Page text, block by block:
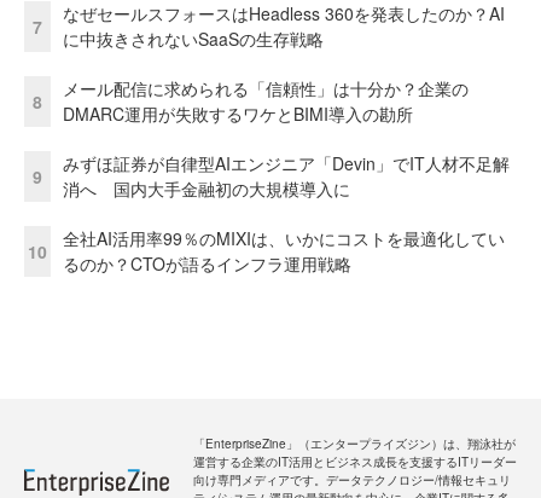
7
なぜセールスフォースはHeadless 360を発表したのか？AI
に中抜きされないSaaSの生存戦略
8
メール配信に求められる「信頼性」は十分か？企業の
DMARC運用が失敗するワケとBIMI導入の勘所
9
みずほ証券が自律型AIエンジニア「Devin」でIT人材不足解
消へ 国内大手金融初の大規模導入に
10
全社AI活用率99％のMIXIは、いかにコストを最適化してい
るのか？CTOが語るインフラ運用戦略
「EnterpriseZine」（エンタープライズジン）は、翔泳社が
運営する企業のIT活用とビジネス成長を支援するITリーダー
向け専門メディアです。データテクノロジー/情報セキュリ